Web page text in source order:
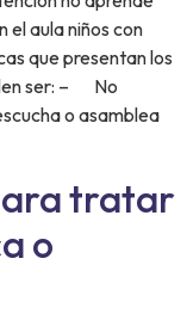
aula niños con
que presentan los
ser: – No
o asamblea
tratar
o